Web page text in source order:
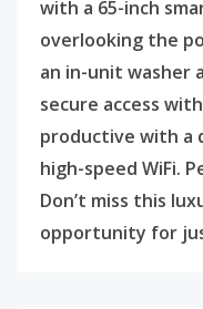
with a 65-inch
overlooking the
an in-unit washer
secure access
productive with a
high-speed WiFi.
Don’t miss this
opportunity for